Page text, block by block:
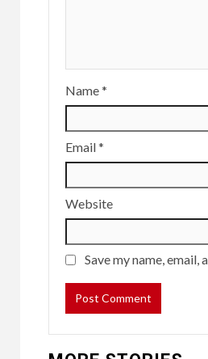
Name*
Email*
Website
Save my name,